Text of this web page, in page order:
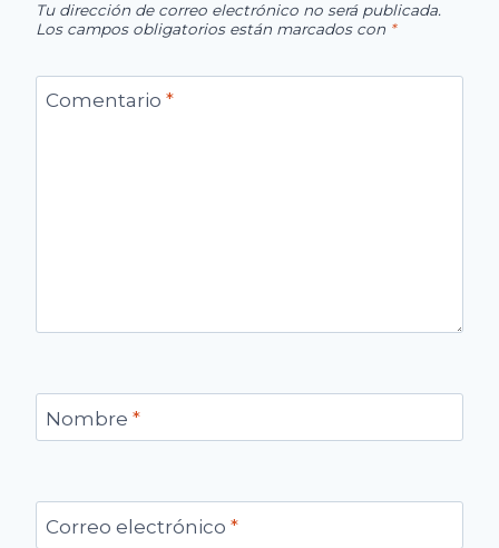
Tu dirección de correo electrónico no será publicada.
Los campos obligatorios están marcados con *
Comentario *
Nombre *
Correo electrónico *